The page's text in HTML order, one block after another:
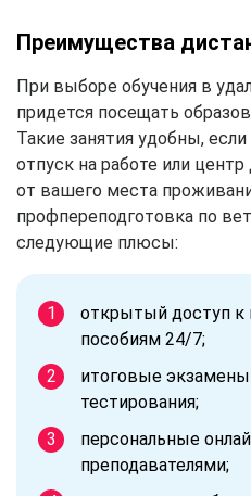
Преимущества
При выборе обучения в
придется посещать
Такие занятия удобны,
отпуск на работе или
от вашего места
профпереподготовка по
следующие плюсы:
открытый доступ к
пособиям 24/7;
итоговые
тестирования;
персональные
преподавателями;